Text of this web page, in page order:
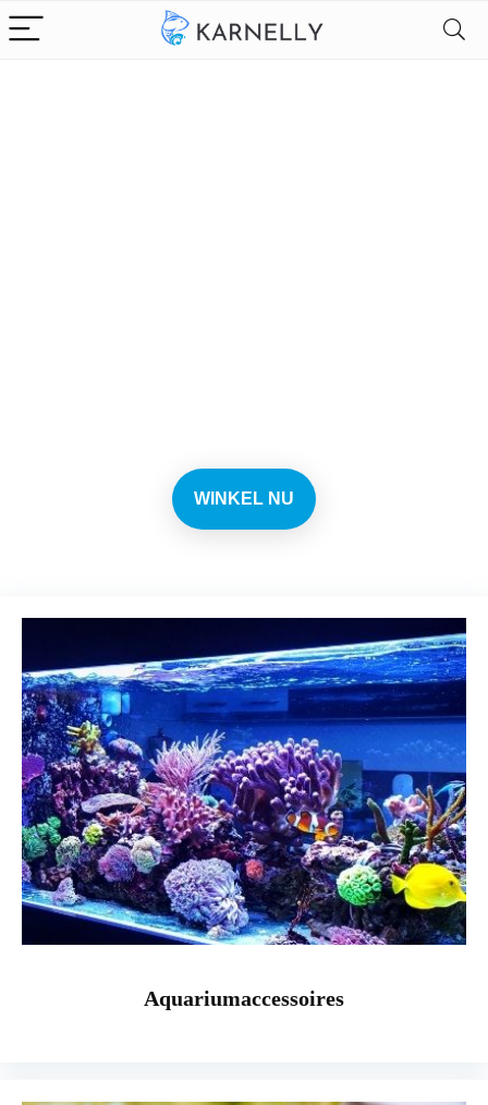
WINKEL NU
Aquariumaccessoires